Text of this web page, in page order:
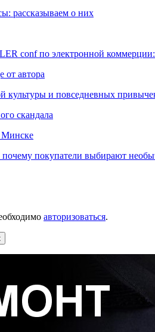
рассказываем о них
conf по электронной коммерции:
от автора
культуры и повседневных
скандала
Минске
почему покупатели выбирают
авторизоваться.